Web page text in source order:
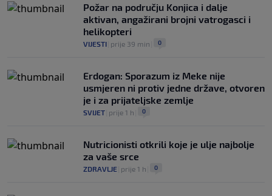
Požar na području Konjica i dalje
aktivan, angažirani brojni vatrogasci i
helikopteri
VIJESTI prije 39 min 0
Erdogan: Sporazum iz Meke nije
usmjeren ni protiv jedne države, otvoren
je i za prijateljske zemlje
SVIJET prije 1 h 0
Nutricionisti otkrili koje je ulje najbolje
za vaše srce
ZDRAVLJE prije 1 h 0